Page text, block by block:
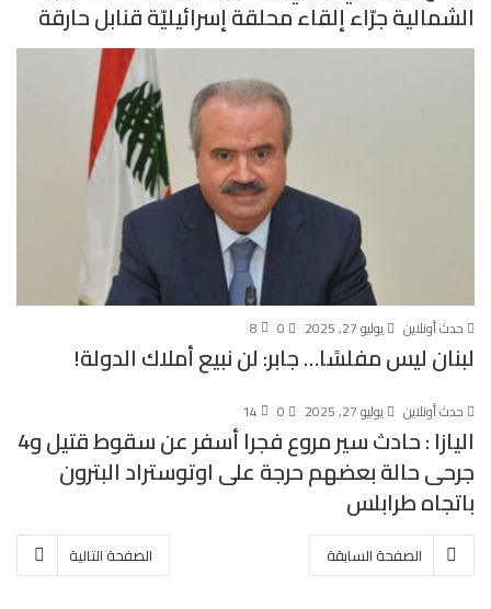
الشمالية جرّاء إلقاء محلقة إسرائيليّة قنابل حارقة
حدث أونلاين يوليو 27, 2025 0
8
لبنان ليس مفلسًا… جابر: لن نبيع أملاك الدولة!
حدث أونلاين يوليو 27, 2025 0
14
اليازا : حادث سير مروع فجرا أسفر عن سقوط قتيل و4
جرحى حالة بعضهم حرجة على اوتوستراد البترون
باتجاه طرابلس
الصفحة السابقة الصفحة التالية